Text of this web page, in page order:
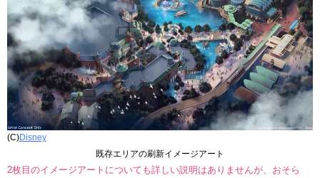
(C)Disney
既存エリアの刷新イメージアート
2枚目のイメージアートについても詳しい説明はありませんが、おそら